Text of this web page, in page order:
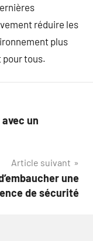
réduire les
plus
pour tous.
un
Article suivant
une
de sécurité